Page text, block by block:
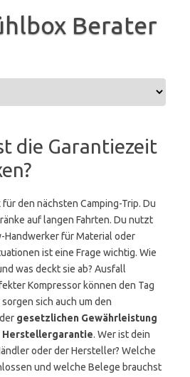
Berater
die Garantiezeit
den nächsten Camping-Trip. Du
auf langen Fahrten. Du nutzt
Handwerker für Material oder
ist eine Frage wichtig. Wie
was deckt sie ab? Ausfall
Kompressor können den Tag
sich auch um den
gesetzlichen Gewährleistung
Herstellergarantie. Wer ist dein
oder der Hersteller? Welche
und welche Belege brauchst